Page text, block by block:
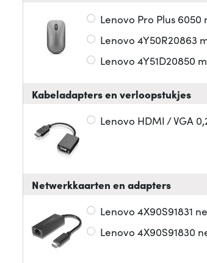
Lenovo Pro Plus 6050
Lenovo 4Y50R20863
Lenovo 4Y51D20850
Kabeladapters en verloopstukjes
Lenovo HDMI / VGA
Netwerkkaarten en adapters
Lenovo 4X90S91831
Lenovo 4X90S91830